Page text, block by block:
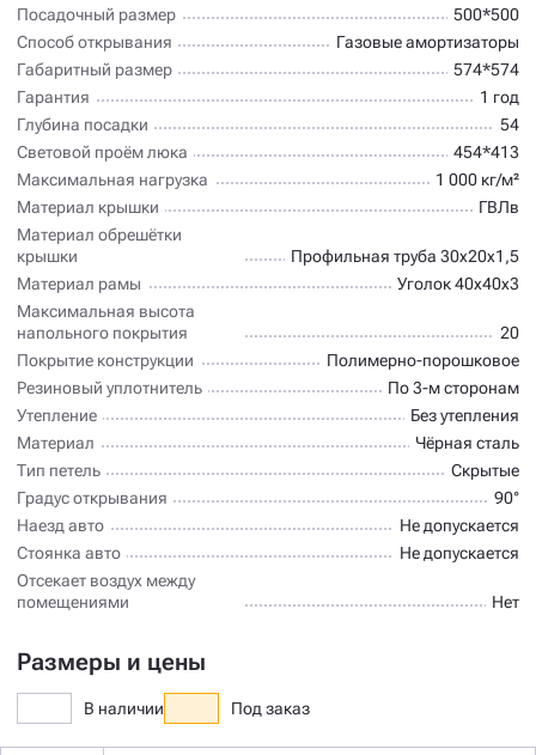
Посадочный размер
500*500
Способ открывания
Газовые амортизаторы
Габаритный размер
574*574
Гарантия
1 год
Глубина посадки
54
Световой проём люка
454*413
Максимальная нагрузка
1 000 кг/м²
Материал крышки
ГВЛв
Материал обрешётки
крышки
Профильная труба 30х20х1,5
Материал рамы
Уголок 40х40х3
Максимальная высота
напольного покрытия
20
Покрытие конструкции
Полимерно-порошковое
Резиновый уплотнитель
По 3-м сторонам
Утепление
Без утепления
Материал
Чёрная сталь
Тип петель
Скрытые
Градус открывания
90°
Наезд авто
Не допускается
Стоянка авто
Не допускается
Отсекает воздух между
помещениями
Нет
Размеры и цены
В наличии Под заказ